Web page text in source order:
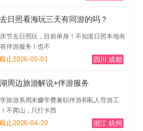
日照看海玩三天有同游的吗？
节去日照玩，目前单身！不知道日照本地有
伴游服务！也不
止2026-05-01 四川 成都
周边旅游解说+伴游服务
旅游系周末赚学费兼职伴游和私人导游工
不爬山，只打卡西
止2026-04-20 浙江 杭州